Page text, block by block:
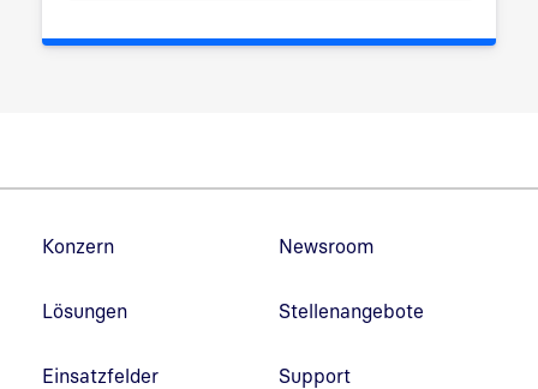
Konzern
Lösungen
Einsatzfelder
Newsroom
Stellenangebote
Support